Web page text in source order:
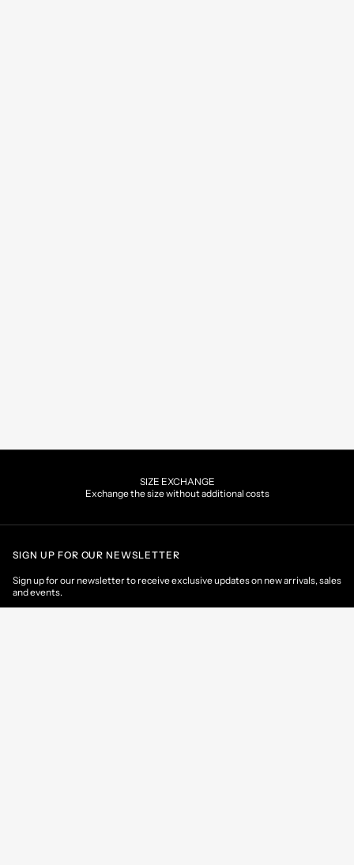
SIZE EXCHANGE
Exchange the size without additional costs
SIGN UP FOR OUR NEWSLETTER
Sign up for our newsletter to receive exclusive updates on new arrivals, sales
and events.